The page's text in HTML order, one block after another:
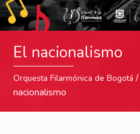
El nacionalismo
Orquesta Filarmónica de Bogotá
nacionalismo